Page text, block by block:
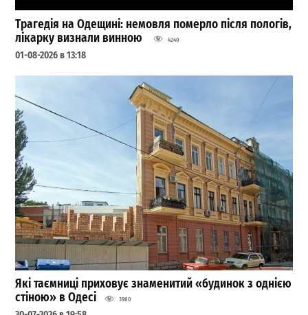
Трагедія на Одещині: немовля померло після пологів,
лікарку визнали винною
4240
01-08-2026 в 13:18
Які таємниці приховує знаменитий «будинок з однією
стіною» в Одесі
3980